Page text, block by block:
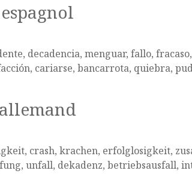
decadencia, menguar, fallo,
cariarse, bancarrota, quiebra,
crash, krachen, erfolglosigkeit,
unfall, dekadenz, betriebsausfall,